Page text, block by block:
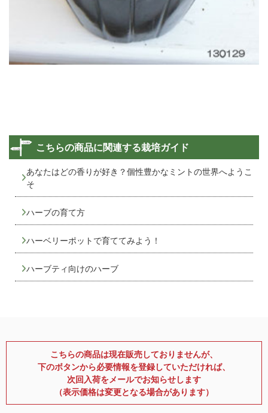
こちらの商品に関連する栽培ガイド
あなたはどの香りが好き？個性豊かなミントの世界へようこ
そ
ハーブの育て方
ハーベリーポットで育ててみよう！
ハーブティ向けのハーブ
こちらの商品は現在販売しておりませんが、
下のボタンから必要情報を登録していただければ、
次回入荷をメールでお知らせします
（表示価格は変更となる場合があります）